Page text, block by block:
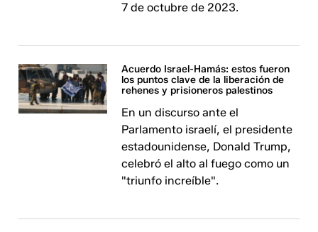
7 de octubre de 2023.
Acuerdo Israel-Hamás: estos fueron
los puntos clave de la liberación de
rehenes y prisioneros palestinos
En un discurso ante el
Parlamento israelí, el presidente
estadounidense, Donald Trump,
celebró el alto al fuego como un
"triunfo increíble".